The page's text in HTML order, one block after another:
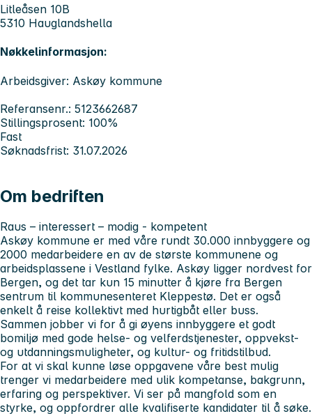
Litleåsen 10B
5310 Hauglandshella
Nøkkelinformasjon:
Arbeidsgiver: Askøy kommune
Referansenr.: 5123662687
Stillingsprosent: 100%
Fast
Søknadsfrist: 31.07.2026
Om bedriften
Raus – interessert – modig - kompetent
Askøy kommune er med våre rundt 30.000 innbyggere og
2000 medarbeidere en av de største kommunene og
arbeidsplassene i Vestland fylke. Askøy ligger nordvest for
Bergen, og det tar kun 15 minutter å kjøre fra Bergen
sentrum til kommunesenteret Kleppestø. Det er også
enkelt å reise kollektivt med hurtigbåt eller buss.
Sammen jobber vi for å gi øyens innbyggere et godt
bomiljø med gode helse- og velferdstjenester, oppvekst-
og utdanningsmuligheter, og kultur- og fritidstilbud.
For at vi skal kunne løse oppgavene våre best mulig
trenger vi medarbeidere med ulik kompetanse, bakgrunn,
erfaring og perspektiver. Vi ser på mangfold som en
styrke, og oppfordrer alle kvalifiserte kandidater til å søke.